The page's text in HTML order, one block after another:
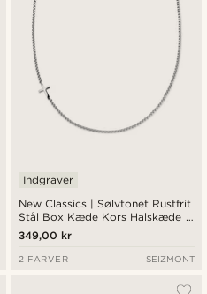
New Classics | Sølvtonet Rustfrit
Stål Box Kæde Kors Halskæde -
3 mm
Indgraver
349,00 kr
2 FARVER SEIZMONT